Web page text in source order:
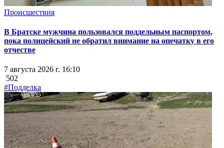
Происшествия
В Братске мужчина пользовался поддельным паспортом,
пока полицейский не обратил внимание на опечатку в его
отчестве
7 августа 2026 г. 16:10
502
#Подделка